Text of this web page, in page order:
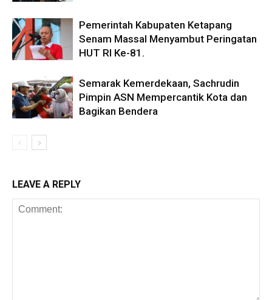
Pemerintah Kabupaten Ketapang
Senam Massal Menyambut Peringatan
HUT RI Ke-81.
Semarak Kemerdekaan, Sachrudin
Pimpin ASN Mempercantik Kota dan
Bagikan Bendera
LEAVE A REPLY